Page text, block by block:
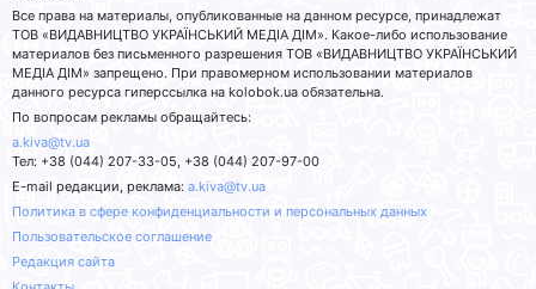
Все права на материалы, опубликованные на данном ресурсе, принадлежат
ТОВ «ВИДАВНИЦТВО УКРАЇНСЬКИЙ МЕДІА ДІМ». Какое-либо использование
материалов без письменного разрешения ТОВ «ВИДАВНИЦТВО УКРАЇНСЬКИЙ
МЕДІА ДІМ» запрещено. При правомерном использовании материалов
данного ресурса гиперссылка на kolobok.ua обязательна.
По вопросам рекламы обращайтесь:
a.kiva@tv.ua
Тел: +38 (044) 207-33-05, +38 (044) 207-97-00
E-mail редакции, реклама: a.kiva@tv.ua
Политика в сфере конфиденциальности и персональных данных
Пользовательское соглашение
Редакция сайта